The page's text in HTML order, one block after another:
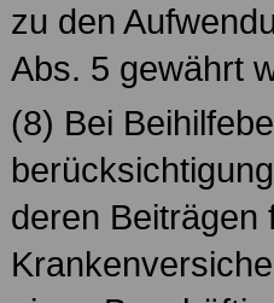
zu den
Abs. 5 gewährt
(8) Bei
deren Beiträgen